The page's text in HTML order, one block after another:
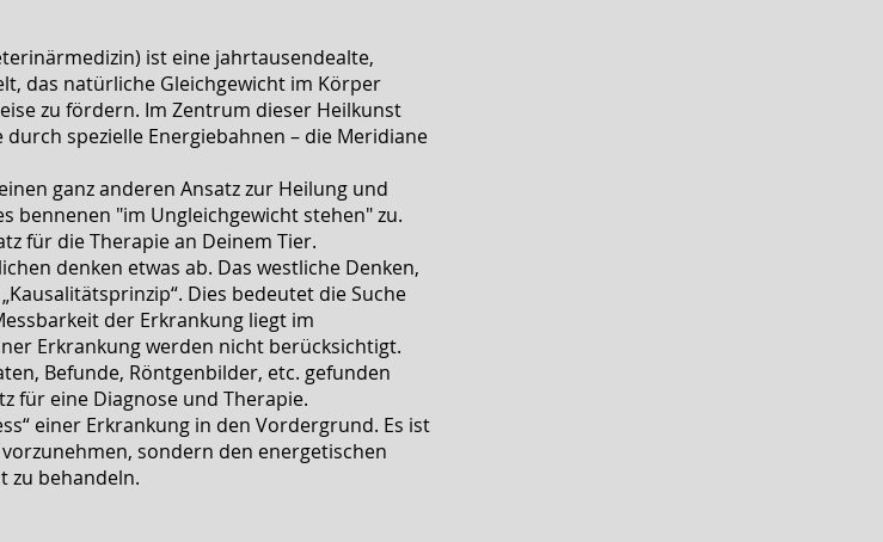
ist eine jahrtausendealte,
das natürliche Gleichgewicht im Körper
zu fördern. Im Zentrum dieser Heilkunst
spezielle Energiebahnen – die Meridiane
ganz anderen Ansatz zur Heilung und
bennenen "im Ungleichgewicht stehen" zu.
für die Therapie an Deinem Tier.
denken etwas ab. Das westliche Denken,
Dies bedeutet die Suche
der Erkrankung liegt im
Erkrankung werden nicht berücksichtigt.
Befunde, Röntgenbilder, etc. gefunden
für eine Diagnose und Therapie.
einer Erkrankung in den Vordergrund. Es ist
sondern den energetischen
zu behandeln.